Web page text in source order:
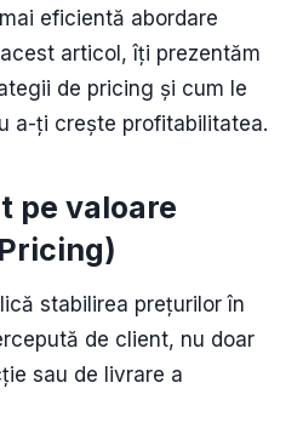
eficientă abordare
articol, îți prezentăm
de pricing și cum le
a-ți crește profitabilitatea.
pe valoare
stabilirea prețurilor în
de client, nu doar
sau de livrare a